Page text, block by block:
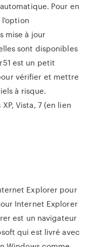
Pour en
l'option
mise à jour
sont disponibles
est un petit
vérifier et mettre
à risque.
Vista, 7 (en lien
Explorer pour
Internet Explorer
est un navigateur
qui est livré avec